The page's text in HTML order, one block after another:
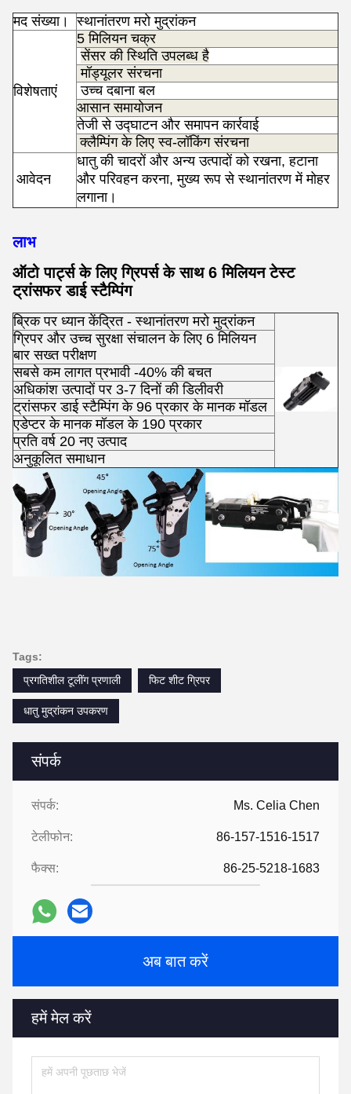
संपर्क
संपर्क: Ms. Celia Chen
टेलीफोन: 86-157-1516-1517
फैक्स: 86-25-5218-1683
अब बात करें
हमें मेल करें
मद संख्या।
स्थानांतरण मरो मुद्रांकन
विशेषताएं
5 मिलियन चक्र
सेंसर की स्थिति उपलब्ध है
मॉड्यूलर संरचना
उच्च दबाना बल
आसान समायोजन
तेजी से उद्घाटन और समापन कार्रवाई
क्लैम्पिंग के लिए स्व-लॉकिंग संरचना
आवेदन
धातु की चादरों और अन्य उत्पादों को रखना, हटाना
और परिवहन करना, मुख्य रूप से स्थानांतरण में मोहर
लगाना।
लाभ
ऑटो पार्ट्स के लिए ग्रिपर्स के साथ 6 मिलियन टेस्ट
ट्रांसफर डाई स्टैम्पिंग
ब्रिक पर ध्यान केंद्रित -स्थानांतरण मरो मुद्रांकन
ग्रिपर और उच्च सुरक्षा संचालन के लिए 6 मिलियन
बार सख्त परीक्षण
सबसे कम लागत प्रभावी -40% की बचत
अधिकांश उत्पादों पर 3-7 दिनों की डिलीवरी
ट्रांसफर डाई स्टैम्पिंग के 96 प्रकार के मानक मॉडल
एडेप्टर के मानक मॉडल के 190 प्रकार
प्रति वर्ष 20 नए उत्पाद
अनुकूलित समाधान
Tags:
प्रगतिशील टूलींग प्रणाली
फिट शीट ग्रिपर
धातु मुद्रांकन उपकरण